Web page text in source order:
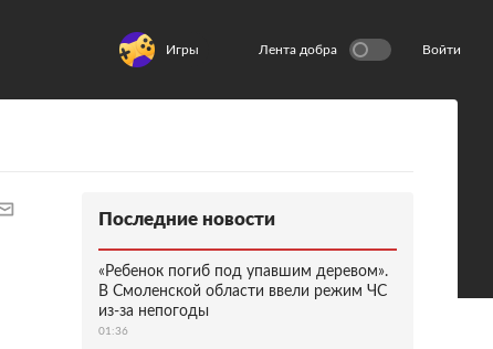
Игры Лента добра Войти
Последние новости
«Ребенок погиб под упавшим деревом».
В Смоленской области ввели режим ЧС
из-за непогоды
01:36